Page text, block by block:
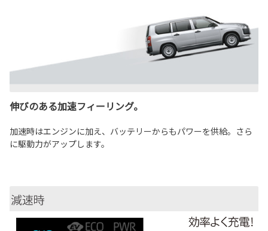
伸びのある加速フィーリング。
加速時はエンジンに加え、バッテリーからもパワーを供給。さら
に駆動力がアップします。